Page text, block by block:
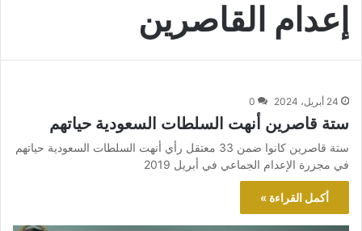
إعدام القاصرين
24 أبريل، 2024 0
ستة قاصرين أنهت السلطات السعودية حياتهم
ستة قاصرين كانوا ضمن 33 معتقل رأي أنهت السلطات السعودية حياتهم
في مجزرة الإعدام الجماعي في أبريل 2019
أكمل القراءة »